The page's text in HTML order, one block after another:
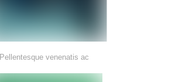
Pellentesque venenatis ac